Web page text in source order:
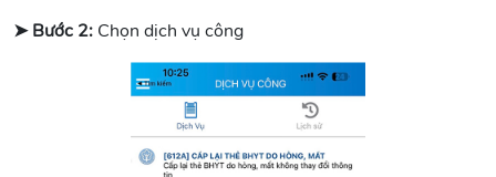
➤ Bước 2: Chọn dịch vụ công